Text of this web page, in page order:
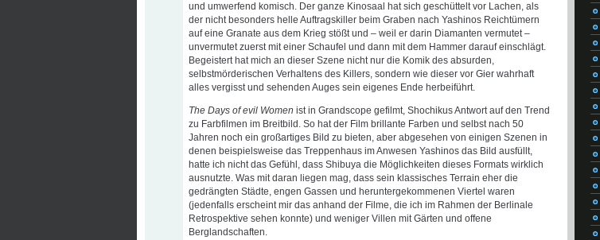
und umwerfend komisch. Der ganze Kinosaal hat sich geschüttelt vor Lachen, als
der nicht besonders helle Auftragskiller beim Graben nach Yashinos Reichtümern
auf eine Granate aus dem Krieg stößt und – weil er darin Diamanten vermutet –
unvermutet zuerst mit einer Schaufel und dann mit dem Hammer darauf einschlägt.
Begeistert hat mich an dieser Szene nicht nur die Komik des absurden,
selbstmörderischen Verhaltens des Killers, sondern wie dieser vor Gier wahrhaft
alles vergisst und sehenden Auges sein eigenes Ende herbeiführt.
The Days of evil Women ist in Grandscope gefilmt, Shochikus Antwort auf den Trend
zu Farbfilmen im Breitbild. So hat der Film brillante Farben und selbst nach 50
Jahren noch ein großartiges Bild zu bieten, aber abgesehen von einigen Szenen in
denen beispielsweise das Treppenhaus im Anwesen Yashinos das Bild ausfüllt,
hatte ich nicht das Gefühl, dass Shibuya die Möglichkeiten dieses Formats wirklich
ausnutzte. Was mit daran liegen mag, dass sein klassisches Terrain eher die
gedrängten Städte, engen Gassen und heruntergekommenen Viertel waren
(jedenfalls erscheint mir das anhand der Filme, die ich im Rahmen der Berlinale
Retrospektive sehen konnte) und weniger Villen mit Gärten und offene
Berglandschaften.